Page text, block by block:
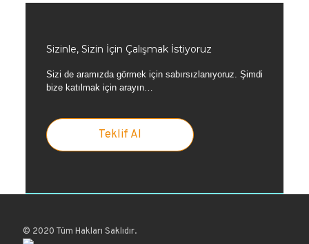
Sizinle, Sizin İçin Çalışmak İstiyoruz
Sizi de aramızda görmek için sabırsızlanıyoruz. Şimdi
bize katılmak için arayın…
Teklif Al
© 2020 Tüm Hakları Saklıdır.